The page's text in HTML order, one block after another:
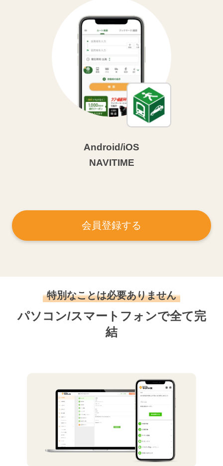
Android/iOS
NAVITIME
会員登録する
特別なことは必要ありません
パソコン/スマートフォンで全て完
結